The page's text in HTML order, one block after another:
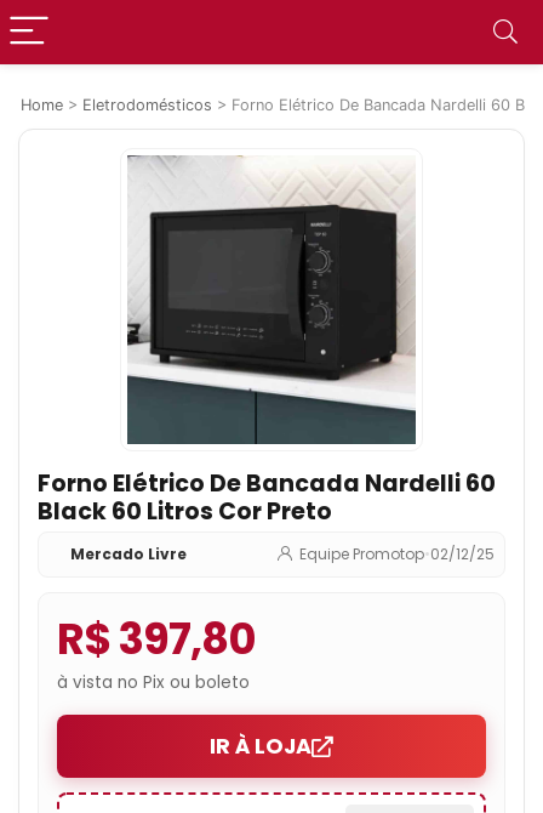
Home > Eletrodomésticos > Forno Elétrico De Bancada Nardelli 60
Forno Elétrico De Bancada Nardelli 60
Black 60 Litros Cor Preto
Mercado Livre Equipe Promotop•02/12/25
R$ 397,80
à vista no Pix ou boleto
IR À LOJA